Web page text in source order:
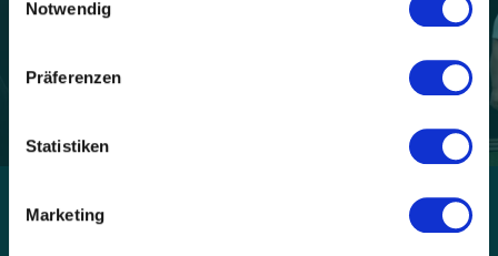
Notwendig
Präferenzen
Statistiken
Marketing